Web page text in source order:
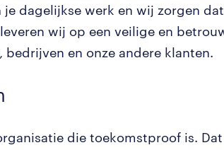
dagelijkse werk en wij zorgen
wij op een veilige en
bedrijven en onze andere klanten.
die toekomstproof is.